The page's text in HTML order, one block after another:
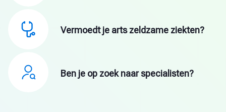
Vermoedt je arts zeldzame ziekten?
Ben je op zoek naar specialisten?